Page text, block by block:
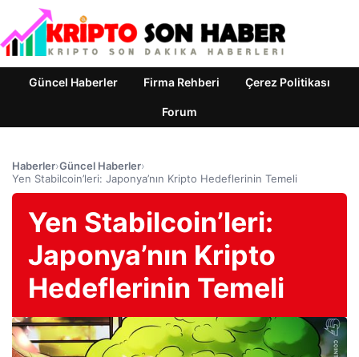
Güncel Haberler Firma Rehberi Çerez Politikası
Forum
Haberler›Güncel Haberler›
Yen Stabilcoin’leri: Japonya’nın Kripto Hedeflerinin Temeli
Yen Stabilcoin’leri:
Japonya’nın Kripto
Hedeflerinin Temeli